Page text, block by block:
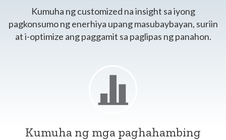
Kumuha ng customized na insight sa iyong
pagkonsumo ng enerhiya upang masubaybayan, suriin
at i-optimize ang paggamit sa paglipas ng panahon.
Kumuha ng mga paghahambing